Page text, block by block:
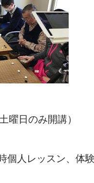
曜日のみ開講）
個人レッスン、体